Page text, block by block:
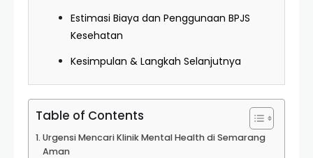
Estimasi Biaya dan Penggunaan BPJS
Kesehatan
Kesimpulan & Langkah Selanjutnya
Table of Contents
Urgensi Mencari Klinik Mental Health di Semarang
Aman